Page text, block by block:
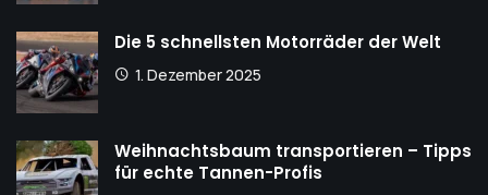
Die 5 schnellsten Motorräder der Welt
1. Dezember 2025
Weihnachtsbaum transportieren – Tipps
für echte Tannen-Profis